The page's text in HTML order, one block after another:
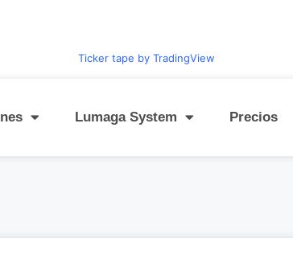
Ticker tape by TradingView
Lumaga System Precios